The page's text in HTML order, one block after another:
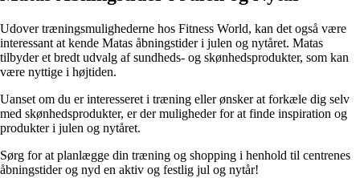
Udover træningsmulighederne hos Fitness World, kan det også være
interessant at kende Matas åbningstider i julen og nytåret. Matas
tilbyder et bredt udvalg af sundheds- og skønhedsprodukter, som kan
være nyttige i højtiden.
Uanset om du er interesseret i træning eller ønsker at forkæle dig selv
med skønhedsprodukter, er der muligheder for at finde inspiration og
produkter i julen og nytåret.
Sørg for at planlægge din træning og shopping i henhold til centrenes
åbningstider og nyd en aktiv og festlig jul og nytår!